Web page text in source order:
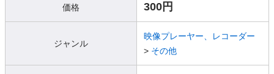
価格 300円
ジャンル
映像プレーヤー、レコーダー
> その他